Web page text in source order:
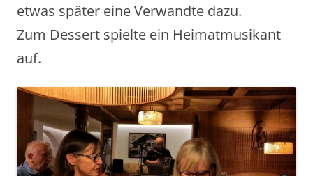
etwas später eine Verwandte dazu.
Zum Dessert spielte ein Heimatmusikant
auf.